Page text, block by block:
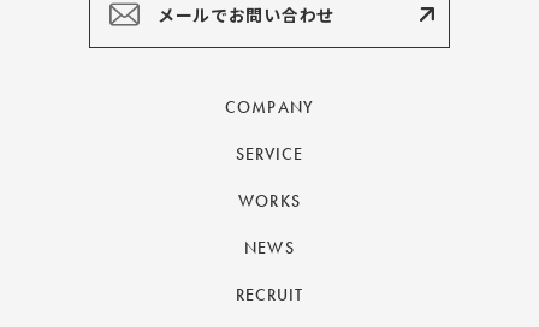
メールでお問い合わせ
COMPANY
SERVICE
WORKS
NEWS
RECRUIT